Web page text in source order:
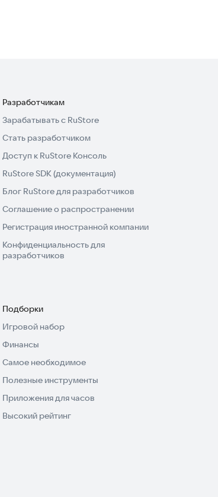
Разработчикам
Зарабатывать с RuStore
Стать разработчиком
Доступ к RuStore Консоль
RuStore SDK (документация)
Блог RuStore для разработчиков
Соглашение о распространении
Регистрация иностранной компании
Конфиденциальность для
разработчиков
Подборки
Игровой набор
Финансы
Самое необходимое
Полезные инструменты
Приложения для часов
Высокий рейтинг